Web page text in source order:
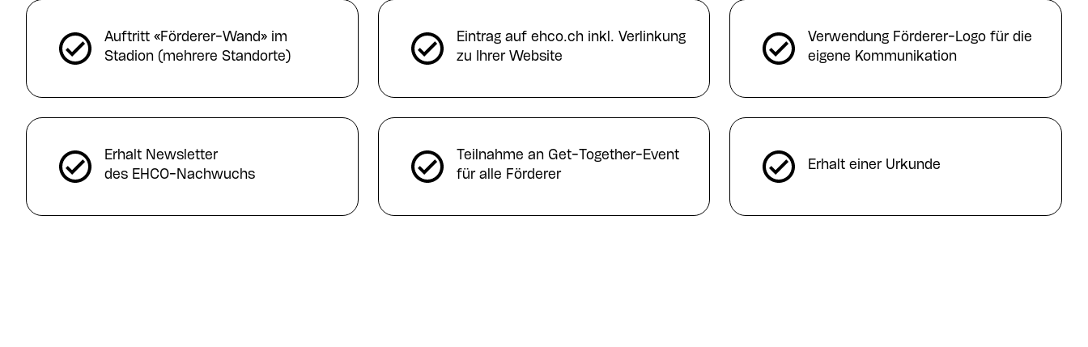
Auftritt «Förderer-Wand» im
Stadion (mehrere Standorte)
Erhalt Newsletter
des EHCO-Nachwuchs
Eintrag auf ehco.ch inkl. Verlinkung
zu Ihrer Website
Teilnahme an Get-Together-Event
für alle Förderer
Verwendung Förderer-Logo für die
eigene Kommunikation
Erhalt einer Urkunde